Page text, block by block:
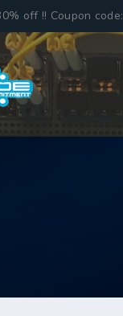
off !! Coupon code: